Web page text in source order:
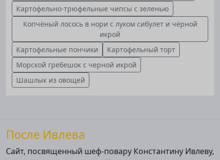
Картофельно-трюфельные чипсы с зеленью
Копчёный лосось в нори с луком сибулет и чёрной
икрой
Картофельные пончики
Картофельный торт
Морской гребешок с черной икрой
Шашлык из овощей
После Ивлева
Сайт, посвященный шеф-повару Константину Ивлеву,